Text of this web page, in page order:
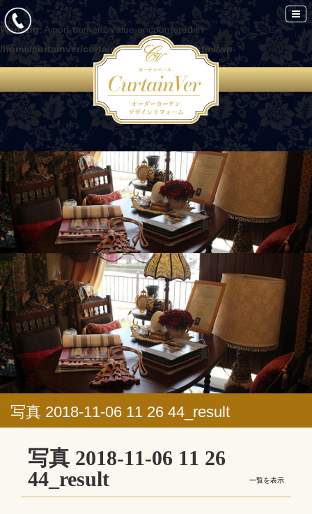
Warning: A non-numeric value encountered in
/home/curtainver/curtain-ver.com/public_html/wp-
content/themes/curtain/functions.php
on line 86
写真 2018-11-06 11 26 44_result
写真 2018-11-06 11 26
44_result
一覧を表示